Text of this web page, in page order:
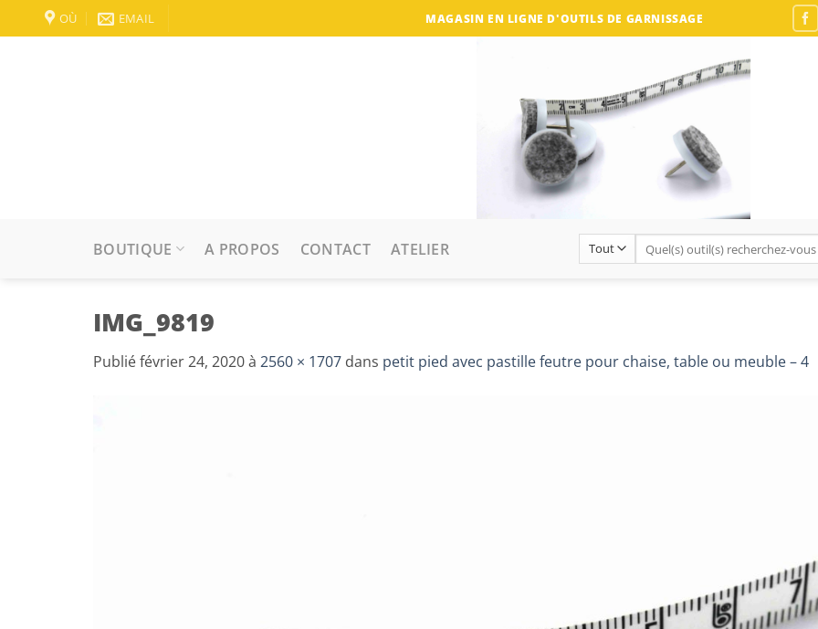
Passer
au
OÙ EMAIL MAGASIN EN LIGNE D'OUTILS DE GARNISSAGE
BOUTIQUE A PROPOS CONTACT ATELIER
Recherche
pour :
IMG_9819
Publiéfévrier 24, 2020à 2560 × 1707 dans petit pied avec pastille feutre pour chaise, table ou meuble – 4